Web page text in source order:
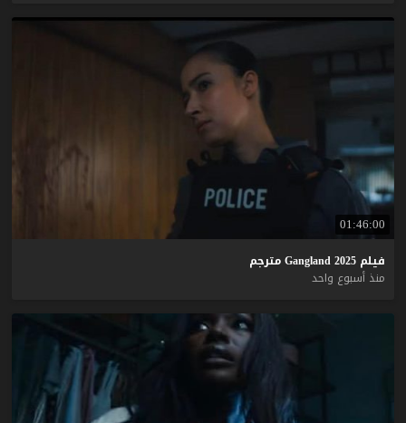
01:46:00
فيلم Gangland 2025
مترجم
منذ أسبوع واحد